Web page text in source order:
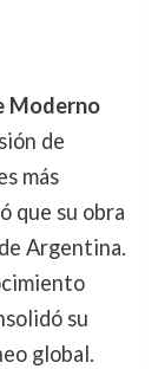
Moderno
de
más
que su obra
Argentina.
su
global.